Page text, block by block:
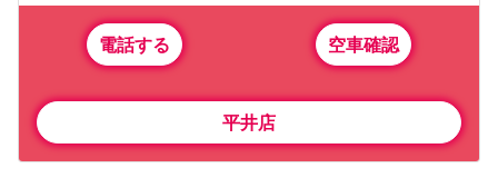
電話する 空車確認
平井店